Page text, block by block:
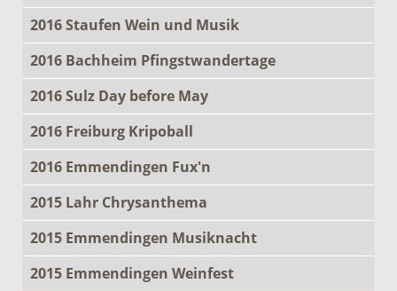
2016 Staufen Wein und Musik
2016 Bachheim Pfingstwandertage
2016 Sulz Day before May
2016 Freiburg Kripoball
2016 Emmendingen Fux'n
2015 Lahr Chrysanthema
2015 Emmendingen Musiknacht
2015 Emmendingen Weinfest